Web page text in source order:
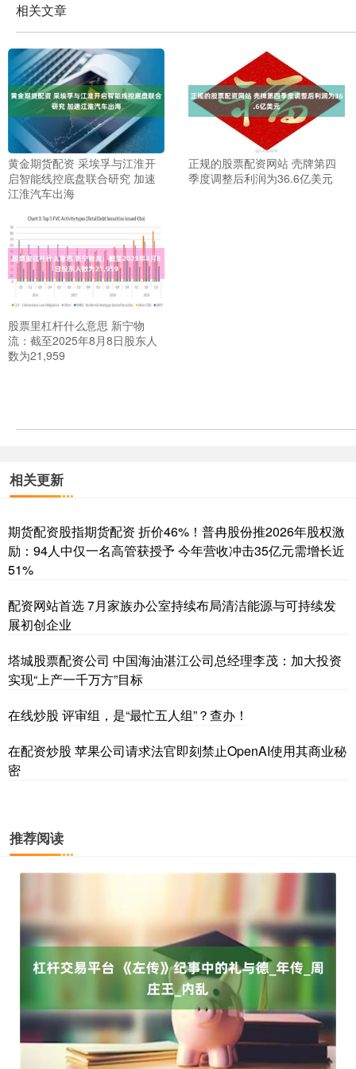
相关文章
黄金期货配资 采埃孚与江淮开
启智能线控底盘联合研究 加速
江淮汽车出海
正规的股票配资网站 壳牌第四
季度调整后利润为36.6亿美元
股票里杠杆什么意思 新宁物
流：截至2025年8月8日股东人
数为21,959
相关更新
期货配资股指期货配资 折价46%！普冉股份推2026年股权激
励：94人中仅一名高管获授予 今年营收冲击35亿元需增长近
51%
配资网站首选 7月家族办公室持续布局清洁能源与可持续发
展初创企业
塔城股票配资公司 中国海油湛江公司总经理李茂：加大投资
实现“上产一千万方”目标
在线炒股 评审组，是“最忙五人组”？查办！
在配资炒股 苹果公司请求法官即刻禁止OpenAI使用其商业秘
密
推荐阅读